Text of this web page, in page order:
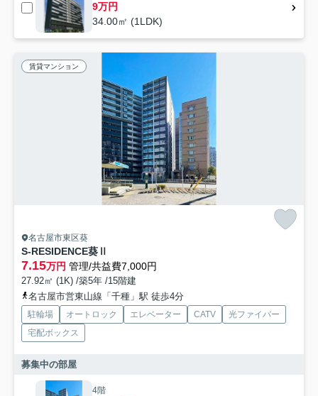
9万円
34.00㎡ (1LDK)
賃貸マンション
名古屋市東区葵
S-RESIDENCE葵Ⅱ
7.15万円 管理/共益費7,000円
27.92㎡ (1K) /築5年 /15階建
名古屋市営東山線「千種」駅 徒歩4分
駐輪場 オートロック エレベーター CATV
光ファイバー
宅配ボックス
募集中の部屋
4階